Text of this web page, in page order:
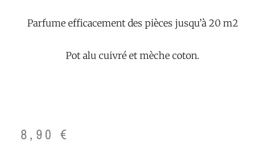
Parfume efficacement des pièces jusqu’à 20 m2
Pot alu cuivré et mèche coton.
8,90 €